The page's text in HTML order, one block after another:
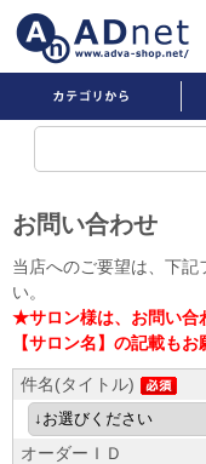
お問い合わせ
当店へのご要望は、下記
い。
★サロン様は、お問い合
【サロン名】の記載もお
件名(タイトル)
オーダーＩＤ